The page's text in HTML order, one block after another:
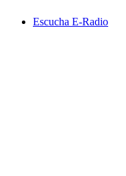
Escucha E-Radio